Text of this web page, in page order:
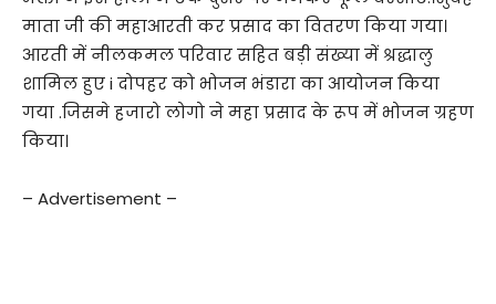
माता जी की महाआरती कर प्रसाद का वितरण किया गया।
आरती में नीलकमल परिवार सहित बड़ी संख्या में श्रद्धालु
शामिल हुए i दोपहर को भोजन भंडारा का आयोजन किया
गया .जिसमे हजारो लोगो ने महा प्रसाद के रूप में भोजन ग्रहण
किया।
– Advertisement –